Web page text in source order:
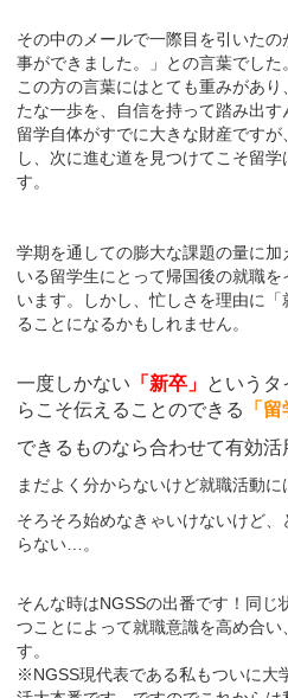
その中のメールで一際目を引いた
事ができました。」との言葉でした。
この方の言葉にはとても重みがあ
たな一歩を、自信を持って踏み出
留学自体がすでに大きな財産です
し、次に進む道を見つけてこそ留
す。
学期を通しての膨大な課題の量に
いる留学生にとって帰国後の就職
います。しかし、忙しさを理由に
ることになるかもしれません。
一度しかない 「新卒」 という
らこそ伝えることのできる
「
できるものなら合わせて有効活
まだよく分からないけど就職活動に
そろそろ始めなきゃいけないけど
らない…。
そんな時はNGSSの出番です！同じ
つことによって就職意識を高め合
す。
※NGSS現代表である私もついに大